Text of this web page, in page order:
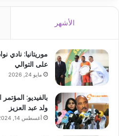
الأشهر
موريتانيا: نادي
على التوالي
مايو 24, 2026
بالفيديو:
ولد عبد العزيز
أغسطس 14, 2024